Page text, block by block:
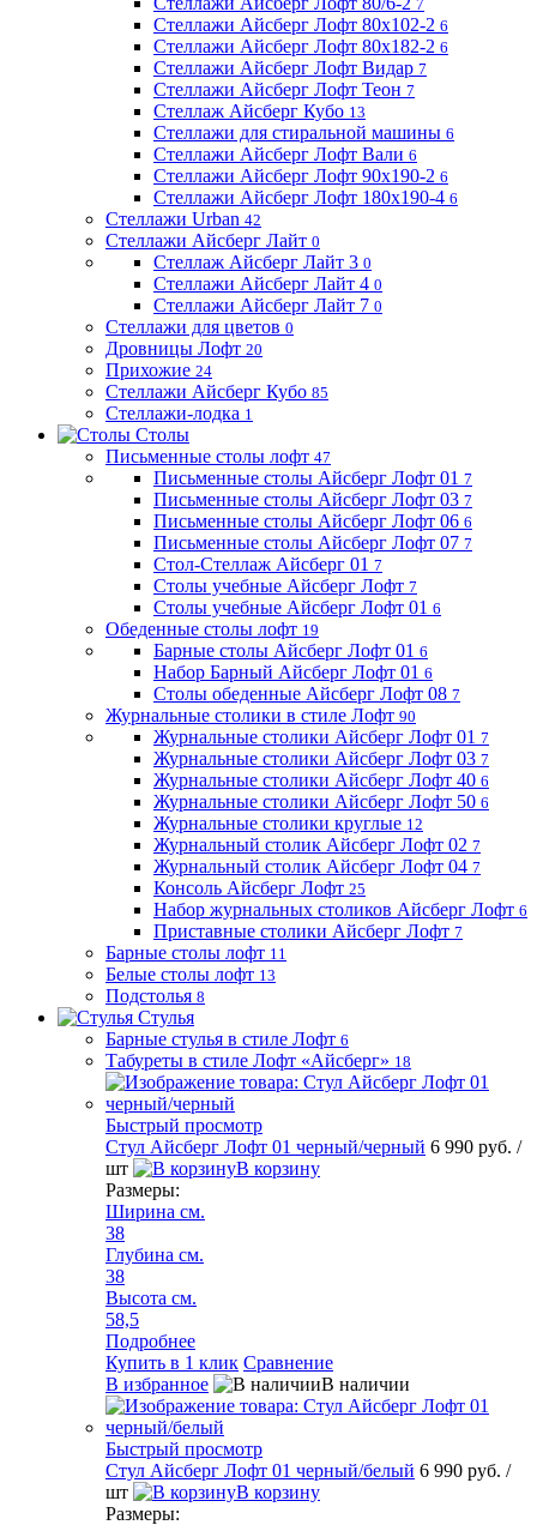
7
Стеллажи Айсберг Лофт 80х102-2 6
Стеллажи Айсберг Лофт 80х182-2 6
Стеллажи Айсберг Лофт Видар 7
Стеллажи Айсберг Лофт Теон 7
Стеллаж Айсберг Кубо 13
Стеллажи для стиральной машины 6
Стеллажи Айсберг Лофт Вали 6
Стеллажи Айсберг Лофт 90х190-2 6
Стеллажи Айсберг Лофт 180х190-4 6
Стеллажи Urban 42
Стеллажи Айсберг Лайт 0
Стеллаж Айсберг Лайт 3 0
Стеллажи Айсберг Лайт 4 0
Стеллажи Айсберг Лайт 7 0
Стеллажи для цветов 0
Дровницы Лофт 20
Прихожие 24
Стеллажи Айсберг Кубо 85
Стеллажи-лодка 1
Столы
Письменные столы лофт 47
Письменные столы Айсберг Лофт 01 7
Письменные столы Айсберг Лофт 03 7
Письменные столы Айсберг Лофт 06 6
Письменные столы Айсберг Лофт 07 7
Стол-Стеллаж Айсберг 01 7
Столы учебные Айсберг Лофт 7
Столы учебные Айсберг Лофт 01 6
Обеденные столы лофт 19
Барные столы Айсберг Лофт 01 6
Набор Барный Айсберг Лофт 01 6
Столы обеденные Айсберг Лофт 08 7
Журнальные столики в стиле Лофт 90
Журнальные столики Айсберг Лофт 01 7
Журнальные столики Айсберг Лофт 03 7
Журнальные столики Айсберг Лофт 40 6
Журнальные столики Айсберг Лофт 50 6
Журнальные столики круглые 12
Журнальный столик Айсберг Лофт 02 7
Журнальный столик Айсберг Лофт 04 7
Консоль Айсберг Лофт 25
Набор журнальных столиков Айсберг Лофт 6
Приставные столики Айсберг Лофт 7
Барные столы лофт 11
Белые столы лофт 13
Подстолья 8
Стулья
Барные стулья в стиле Лофт 6
Табуреты в стиле Лофт «Айсберг» 18
Быстрый просмотр
Стул Айсберг Лофт 01 черный/черный 6 990 руб. /
шт
В корзину
Размеры:
Ширина см.
38
Глубина см.
38
Высота см.
58,5
Подробнее
Купить в 1 клик Сравнение
В избранное
В наличии
Быстрый просмотр
Стул Айсберг Лофт 01 черный/белый 6 990 руб. /
шт
В корзину
Размеры: